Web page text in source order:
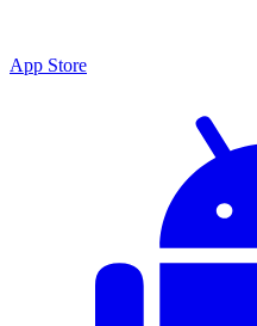
App Store